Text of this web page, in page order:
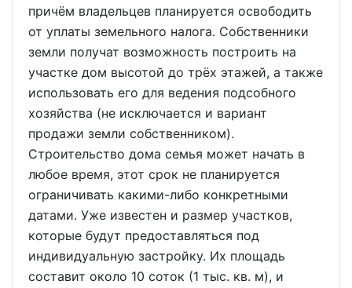
причём владельцев планируется освободить
от уплаты земельного налога. Собственники
земли получат возможность построить на
участке дом высотой до трёх этажей, а также
использовать его для ведения подсобного
хозяйства (не исключается и вариант
продажи земли собственником).
Строительство дома семья может начать в
любое время, этот срок не планируется
ограничивать какими-либо конкретными
датами. Уже известен и размер участков,
которые будут предоставляться под
индивидуальную застройку. Их площадь
составит около 10 соток (1 тыс. кв. м), и